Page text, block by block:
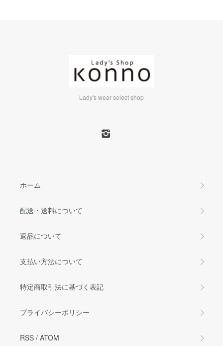
Lady's wear select shop
ホーム
配送・送料について
返品について
支払い方法について
特定商取引法に基づく表記
プライバシーポリシー
RSS / ATOM